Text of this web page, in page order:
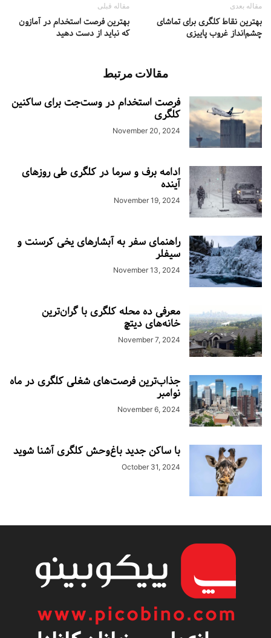
مقاله قبلی
بهترین فرصت استخدام در آمازون
که نباید از دست دهید
مقاله بعدی
بهترین نقاط کلگری برای تماشای
چشم‌انداز غروب پاییزی
مقالات مرتبط
فرصت استخدام در وست‌جت برای ساکنین
کلگری
November 20, 2024
ادامه برف و سرما در کلگری طی روزهای
آینده
November 19, 2024
راهنمای سفر به آبشارهای یخی کرسنت و
سیفلر
November 13, 2024
معرفی ده محله کلگری با گران‌ترین
خانه‌های دیتچ
November 7, 2024
جذاب‌ترین فرصت‌های شغلی کلگری در ماه
نوامبر
November 6, 2024
با ساکن جدید باغ‌وحش کلگری آشنا شوید
October 31, 2024